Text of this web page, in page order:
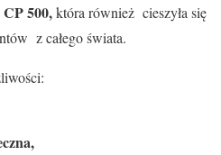
500,która również cieszyła się
z całego świata.